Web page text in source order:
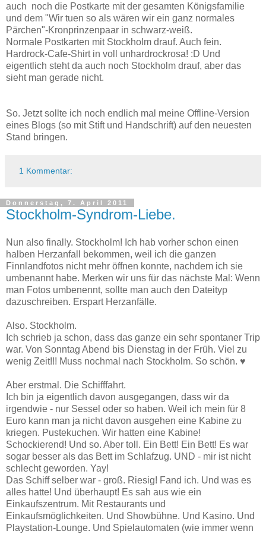
auch noch die Postkarte mit der gesamten Königsfamilie
und dem "Wir tuen so als wären wir ein ganz normales
Pärchen"-Kronprinzenpaar in schwarz-weiß.
Normale Postkarten mit Stockholm drauf. Auch fein.
Hardrock-Cafe-Shirt in voll unhardrockrosa! :D Und
eigentlich steht da auch noch Stockholm drauf, aber das
sieht man gerade nicht.
So. Jetzt sollte ich noch endlich mal meine Offline-Version
eines Blogs (so mit Stift und Handschrift) auf den neuesten
Stand bringen.
1 Kommentar:
Donnerstag, 7. April 2011
Stockholm-Syndrom-Liebe.
Nun also finally. Stockholm! Ich hab vorher schon einen
halben Herzanfall bekommen, weil ich die ganzen
Finnlandfotos nicht mehr öffnen konnte, nachdem ich sie
umbenannt habe. Merken wir uns für das nächste Mal: Wenn
man Fotos umbenennt, sollte man auch den Dateityp
dazuschreiben. Erspart Herzanfälle.
Also. Stockholm.
Ich schrieb ja schon, dass das ganze ein sehr spontaner Trip
war. Von Sonntag Abend bis Dienstag in der Früh. Viel zu
wenig Zeit!!! Muss nochmal nach Stockholm. So schön. ♥
Aber erstmal. Die Schifffahrt.
Ich bin ja eigentlich davon ausgegangen, dass wir da
irgendwie - nur Sessel oder so haben. Weil ich mein für 8
Euro kann man ja nicht davon ausgehen eine Kabine zu
kriegen. Pustekuchen. Wir hatten eine Kabine!
Schockierend! Und so. Aber toll. Ein Bett! Ein Bett! Es war
sogar besser als das Bett im Schlafzug. UND - mir ist nicht
schlecht geworden. Yay!
Das Schiff selber war - groß. Riesig! Fand ich. Und was es
alles hatte! Und überhaupt! Es sah aus wie ein
Einkaufszentrum. Mit Restaurants und
Einkaufsmöglichkeiten. Und Showbühne. Und Kasino. Und
Playstation-Lounge. Und Spielautomaten (wie immer wenn